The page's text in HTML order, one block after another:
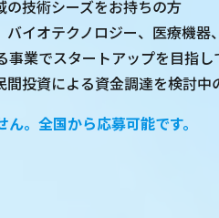
の技術シーズをお持ちの方
バイオテクノロジー、医療機器
事業でスタートアップを目指
間投資による資金調達を検討中
。全国から応募可能です。